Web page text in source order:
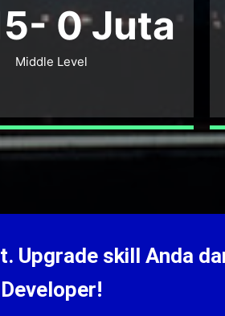
0Juta
Middle Level
Upgrade skill Anda
Developer!